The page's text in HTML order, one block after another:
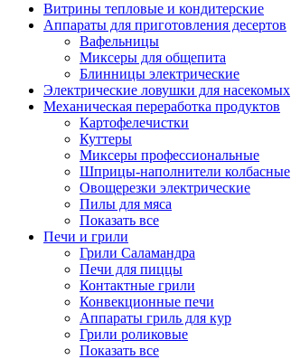
Витрины тепловые и кондитерские
Аппараты для приготовления десертов
Вафельницы
Миксеры для общепита
Блинницы электрические
Электрические ловушки для насекомых
Механическая переработка продуктов
Картофелечистки
Куттеры
Миксеры профессиональные
Шприцы-наполнители колбасные
Овощерезки электрические
Пилы для мяса
Показать все
Печи и грили
Грили Саламандра
Печи для пиццы
Контактные грили
Конвекционные печи
Аппараты гриль для кур
Грили роликовые
Показать все